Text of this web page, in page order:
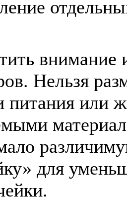
внимание
Нельзя
питания или
для